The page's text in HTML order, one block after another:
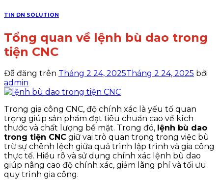
TIN DN SOLUTION
Tổng quan về lệnh bù dao trong
tiện CNC
Đã đăng trên Tháng 2 24, 2025Tháng 2 24, 2025 bởi
admin
Trong gia công CNC, độ chính xác là yếu tố quan
trọng giúp sản phẩm đạt tiêu chuẩn cao về kích
thước và chất lượng bề mặt. Trong đó, lệnh bù dao
trong tiện CNC giữ vai trò quan trọng trong việc bù
trừ sự chênh lệch giữa quá trình lập trình và gia công
thực tế. Hiểu rõ và sử dụng chính xác lệnh bù dao
giúp nâng cao độ chính xác, giảm lãng phí và tối ưu
quy trình gia công.